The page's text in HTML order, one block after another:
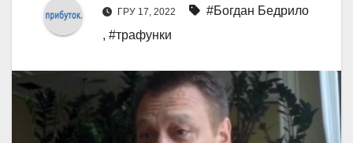
ГРУ 17, 2022
#Богдан Бедрило
, #трафунки